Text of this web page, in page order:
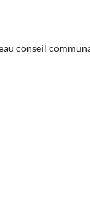
conseil